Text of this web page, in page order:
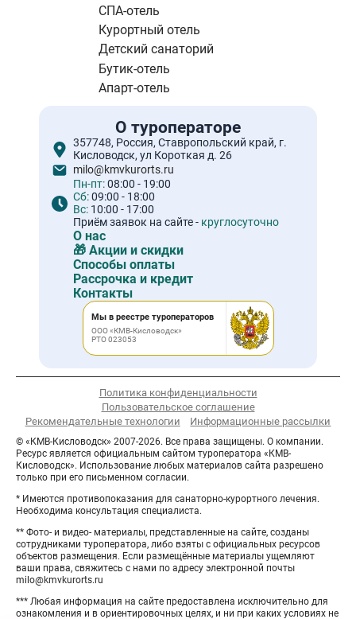
СПА-отель
Курортный отель
Детский санаторий
Бутик-отель
Апарт-отель
О туроператоре
357748, Россия, Ставропольский край, г.
Кисловодск, ул Короткая д. 26
milo@kmvkurorts.ru
Пн-пт:08:00 - 19:00
Сб:09:00 - 18:00
Вс: 10:00 - 17:00
Приём заявок на сайте - круглосуточно
О нас
🎁 Акции и скидки
Способы оплаты
Рассрочка и кредит
Контакты
Мы в реестре туроператоров
ООО «КМВ-Кисловодск»
РТО 023053
Политика конфиденциальности
Пользовательское соглашение
Рекомендательные технологии
Информационные рассылки
© «КМВ-Кисловодск» 2007-2026. Все права защищены. О компании.
Ресурс является официальным сайтом туроператора «КМВ-
Кисловодск». Использование любых материалов сайта разрешено
только при его письменном согласии.
* Имеются противопоказания для санаторно-курортного лечения.
Необходима консультация специалиста.
** Фото- и видео- материалы, представленные на сайте, созданы
сотрудниками туроператора, либо взяты с официальных ресурсов
объектов размещения. Если размещённые материалы ущемляют
ваши права, свяжитесь с нами по адресу электронной почты
milo@kmvkurorts.ru
*** Любая информация на сайте предоставлена исключительно для
ознакомления и в ориентировочных целях, и ни при каких условиях не